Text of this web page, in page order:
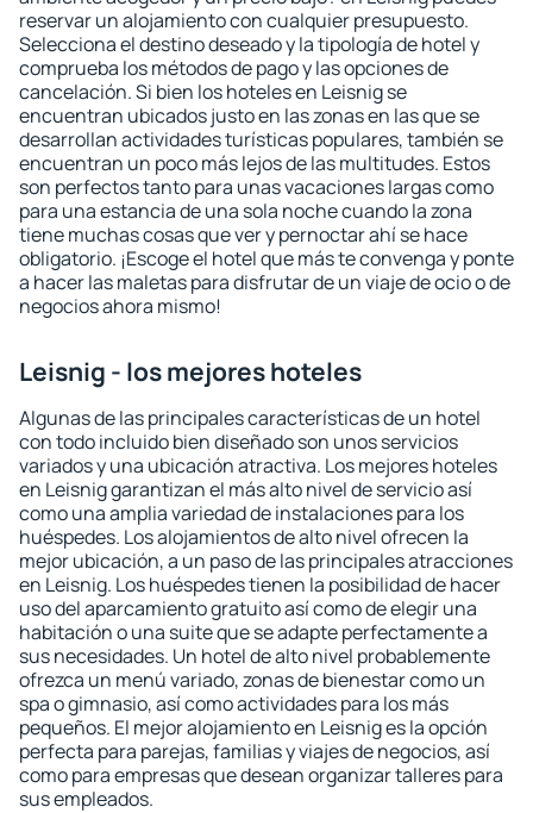
reservar un alojamiento con cualquier presupuesto.
Selecciona el destino deseado y la tipología de hotel y
comprueba los métodos de pago y las opciones de
cancelación. Si bien los hoteles en Leisnig se
encuentran ubicados justo en las zonas en las que se
desarrollan actividades turísticas populares, también se
encuentran un poco más lejos de las multitudes. Estos
son perfectos tanto para unas vacaciones largas como
para una estancia de una sola noche cuando la zona
tiene muchas cosas que ver y pernoctar ahí se hace
obligatorio. ¡Escoge el hotel que más te convenga y ponte
a hacer las maletas para disfrutar de un viaje de ocio o de
negocios ahora mismo!
Leisnig - los mejores hoteles
Algunas de las principales características de un hotel
con todo incluido bien diseñado son unos servicios
variados y una ubicación atractiva. Los mejores hoteles
en Leisnig garantizan el más alto nivel de servicio así
como una amplia variedad de instalaciones para los
huéspedes. Los alojamientos de alto nivel ofrecen la
mejor ubicación, a un paso de las principales atracciones
en Leisnig. Los huéspedes tienen la posibilidad de hacer
uso del aparcamiento gratuito así como de elegir una
habitación o una suite que se adapte perfectamente a
sus necesidades. Un hotel de alto nivel probablemente
ofrezca un menú variado, zonas de bienestar como un
spa o gimnasio, así como actividades para los más
pequeños. El mejor alojamiento en Leisnig es la opción
perfecta para parejas, familias y viajes de negocios, así
como para empresas que desean organizar talleres para
sus empleados.